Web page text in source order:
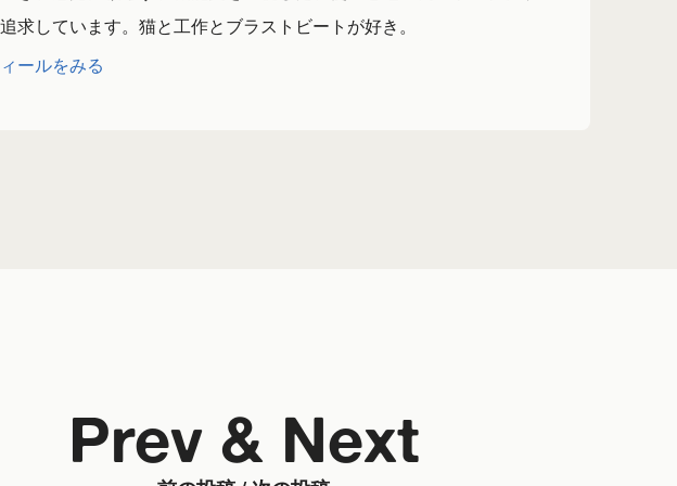
求しています。猫と工作とブラストビートが好き。
ールをみる
Prev & Next